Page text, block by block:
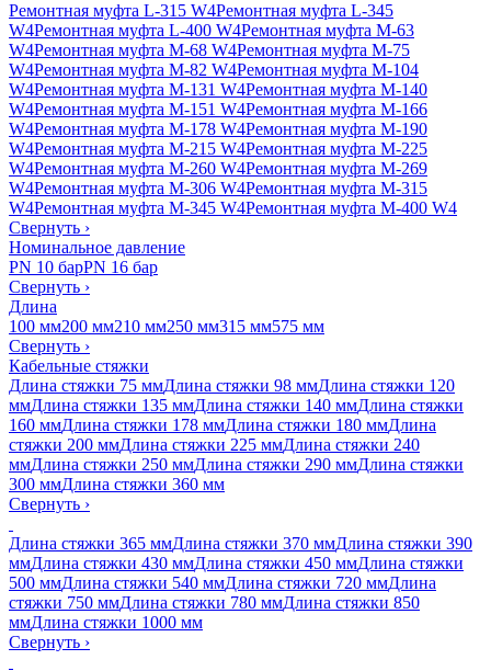
Ремонтная муфта L-315 W4Ремонтная муфта L-345
W4Ремонтная муфта L-400 W4Ремонтная муфта M-63
W4Ремонтная муфта M-68 W4Ремонтная муфта M-75
W4Ремонтная муфта M-82 W4Ремонтная муфта M-104
W4Ремонтная муфта M-131 W4Ремонтная муфта M-140
W4Ремонтная муфта M-151 W4Ремонтная муфта M-166
W4Ремонтная муфта M-178 W4Ремонтная муфта M-190
W4Ремонтная муфта M-215 W4Ремонтная муфта M-225
W4Ремонтная муфта M-260 W4Ремонтная муфта M-269
W4Ремонтная муфта M-306 W4Ремонтная муфта M-315
W4Ремонтная муфта M-345 W4Ремонтная муфта M-400 W4
Свернуть ›
Номинальное давление
PN 10 барPN 16 бар
Свернуть ›
Длина
100 мм200 мм210 мм250 мм315 мм575 мм
Свернуть ›
Кабельные стяжки
Длина стяжки 75 ммДлина стяжки 98 ммДлина стяжки 120
ммДлина стяжки 135 ммДлина стяжки 140 ммДлина стяжки
160 ммДлина стяжки 178 ммДлина стяжки 180 ммДлина
стяжки 200 ммДлина стяжки 225 ммДлина стяжки 240
ммДлина стяжки 250 ммДлина стяжки 290 ммДлина стяжки
300 ммДлина стяжки 360 мм
Свернуть ›
Длина стяжки 365 ммДлина стяжки 370 ммДлина стяжки 390
ммДлина стяжки 430 ммДлина стяжки 450 ммДлина стяжки
500 ммДлина стяжки 540 ммДлина стяжки 720 ммДлина
стяжки 750 ммДлина стяжки 780 ммДлина стяжки 850
ммДлина стяжки 1000 мм
Свернуть ›